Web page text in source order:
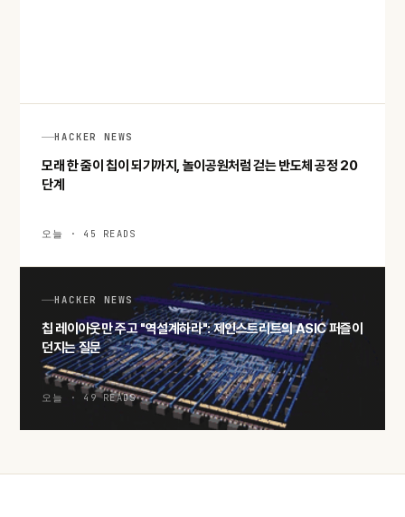
HACKER NEWS
모래 한 줌이 칩이 되기까지, 놀이공원처럼 걷는 반도체 공정 20
단계
오늘 · 45 READS
HACKER NEWS
칩 레이아웃만 주고 "역설계하라": 제인스트리트의 ASIC 퍼즐이
던지는 질문
오늘 · 49 READS